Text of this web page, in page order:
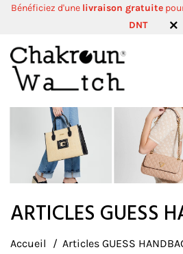
Bénéficiez d'une livraison gratuite
DNT
ARTICLES GUESS
Accueil Articles GUESS